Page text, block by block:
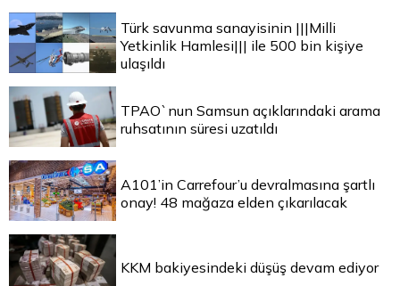
Türk savunma sanayisinin |||Milli
Yetkinlik Hamlesi||| ile 500 bin kişiye
ulaşıldı
TPAO`nun Samsun açıklarındaki arama
ruhsatının süresi uzatıldı
A101’in Carrefour’u devralmasına şartlı
onay! 48 mağaza elden çıkarılacak
KKM bakiyesindeki düşüş devam ediyor